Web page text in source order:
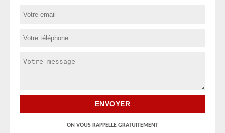
ON VOUS RAPPELLE GRATUITEMENT